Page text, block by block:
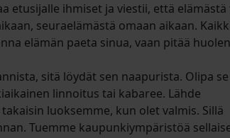
etusijalle ihmiset ja viestii, että elämästä
seuraelämästä omaan aikaan.
elämän paeta sinua, vaan pitää
sitä löydät sen naapurista. Olipa
linnoitus tai kabaree. Lähde
luoksemme, kun olet valmis. Sillä
Tuemme kaupunkiympäristöä